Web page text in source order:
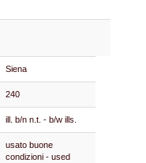
Siena
240
ill. b/n n.t. - b/w ills.
usato buone
condizioni - used